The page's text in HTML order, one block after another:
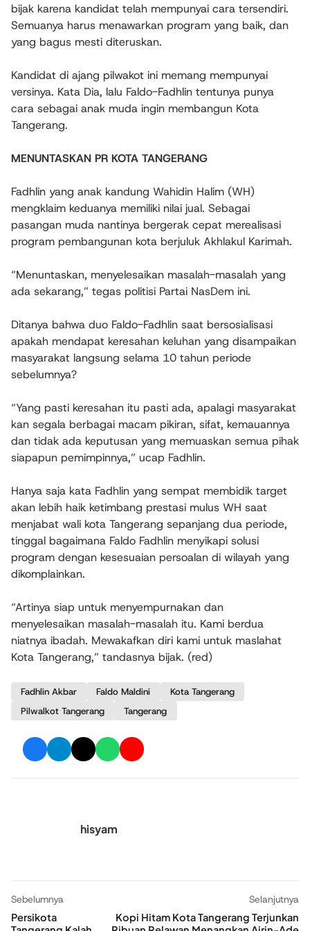
bijak karena kandidat telah mempunyai cara tersendiri.
Semuanya harus menawarkan program yang baik, dan
yang bagus mesti diteruskan.
Kandidat di ajang pilwakot ini memang mempunyai
versinya. Kata Dia, lalu Faldo-Fadhlin tentunya punya
cara sebagai anak muda ingin membangun Kota
Tangerang.
MENUNTASKAN PR KOTA TANGERANG
Fadhlin yang anak kandung Wahidin Halim (WH)
mengklaim keduanya memiliki nilai jual. Sebagai
pasangan muda nantinya bergerak cepat merealisasi
program pembangunan kota berjuluk Akhlakul Karimah.
“Menuntaskan, menyelesaikan masalah-masalah yang
ada sekarang,” tegas politisi Partai NasDem ini.
Ditanya bahwa duo Faldo-Fadhlin saat bersosialisasi
apakah mendapat keresahan keluhan yang disampaikan
masyarakat langsung selama 10 tahun periode
sebelumnya?
“Yang pasti keresahan itu pasti ada, apalagi masyarakat
kan segala berbagai macam pikiran, sifat, kemauannya
dan tidak ada keputusan yang memuaskan semua pihak
siapapun pemimpinnya,” ucap Fadhlin.
Hanya saja kata Fadhlin yang sempat membidik target
akan lebih haik ketimbang prestasi mulus WH saat
menjabat wali kota Tangerang sepanjang dua periode,
tinggal bagaimana Faldo Fadhlin menyikapi solusi
program dengan kesesuaian persoalan di wilayah yang
dikomplainkan.
“Artinya siap untuk menyempurnakan dan
menyelesaikan masalah-masalah itu. Kami berdua
niatnya ibadah. Mewakafkan diri kami untuk maslahat
Kota Tangerang,” tandasnya bijak. (red)
Fadhlin Akbar Faldo Maldini
Kota Tangerang
Pilwalkot Tangerang
Tangerang
hisyam
Sebelumnya
Persikota
Selanjutnya
Kopi Hitam Kota Tangerang Terjunkan